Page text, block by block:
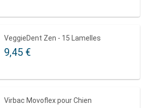
VeggieDent Zen - 15 Lamelles
9,45 €
Virbac Movoflex pour Chien